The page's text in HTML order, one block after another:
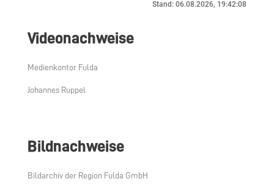
Stand: 06.08.2026, 19:42:08
Videonachweise
Medienkontor Fulda
Johannes Ruppel
Bildnachweise
Bildarchiv der Region Fulda GmbH